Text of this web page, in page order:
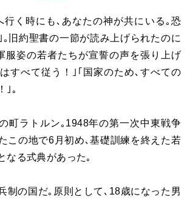
行く時にも､あなたの神が共にいる｡恐
旧約聖書の一節が読み上げられたのに
服姿の若者たちが宣誓の声を張り上げ
すべて従う！｣｢国家のため､すべての
｣｡
町ラトルン｡1948年の第一次中東戦争
この地で6月初め､基礎訓練を終えた若
なる式典があった｡
制の国だ｡原則として､18歳になった男